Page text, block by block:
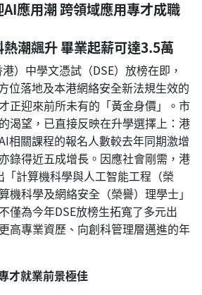
應用潮 跨領域應用專才成職
潮飊升 畢業起薪可達3.5萬
）中學文憑試（DSE）放榜在即，
位落地及本港網絡安全新法規生效的
正迎來前所未有的「黃金身價」。市
渴望，已直接反映在升學選擇上：港
相關課程的報名人數較去年同期激增
錄得近五成增長。因應社會剛需，港
計算機科學與人工智能工程（榮
機科學及網絡安全（榮譽）理學士」
僅為今年DSE放榜生拓寬了多元出
高專業資歷、向創科管理層邁進的年
才就業前景極佳